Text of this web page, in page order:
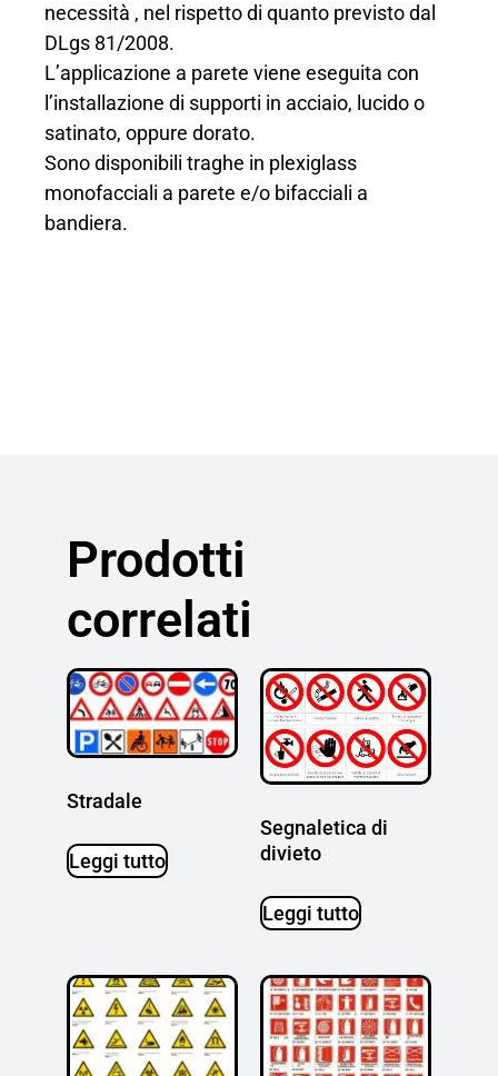
necessità , nel rispetto di quanto previsto dal
DLgs 81/2008.
L’applicazione a parete viene eseguita con
l’installazione di supporti in acciaio, lucido o
satinato, oppure dorato.
Sono disponibili traghe in plexiglass
monofacciali a parete e/o bifacciali a
bandiera.
Prodotti
correlati
Stradale
Leggi tutto
Segnaletica di
divieto
Leggi tutto